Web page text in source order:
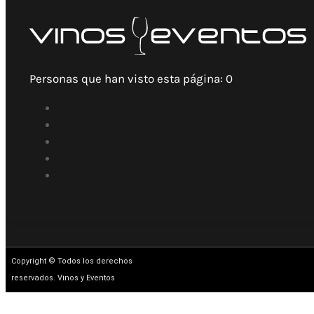
Personas que han visto esta página: 0
Copyright © Todos los derechos
reservados. Vinos y Eventos